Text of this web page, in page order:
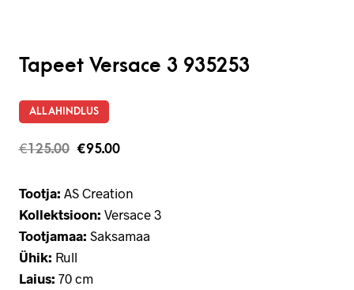
Tapeet Versace 3 935253
ALLAHINDLUS
€125.00 €95.00
Tootja: AS Creation
Kollektsioon: Versace 3
Tootjamaa: Saksamaa
Ühik: Rull
Laius: 70 cm